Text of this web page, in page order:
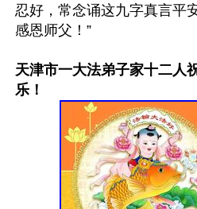
忍好，常念诵这九字真言平
感恩师父！”
天津市一大法弟子家十二人
乐！